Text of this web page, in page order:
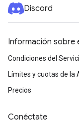
Discord
Información sobre
Condiciones del
Límites y cuotas de la
Precios
Conéctate